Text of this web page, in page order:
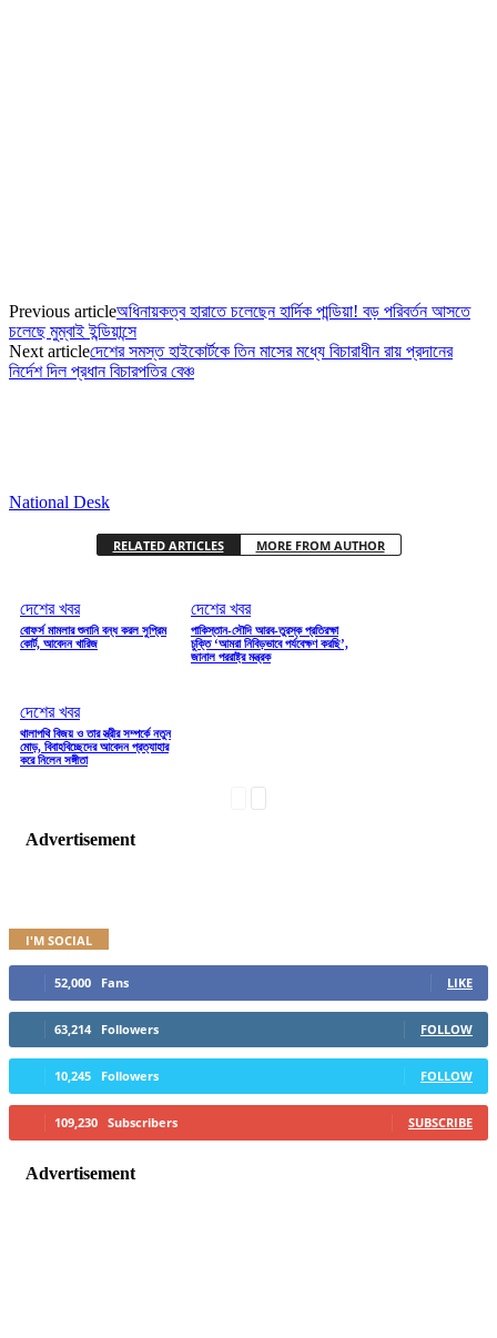
Previous articleঅধিনায়কত্ব হারাতে চলেছেন হার্দিক পান্ডিয়া! বড় পরিবর্তন আসতে
চলেছে মুম্বাই ইন্ডিয়ান্সে
Next articleদেশের সমস্ত হাইকোর্টকে তিন মাসের মধ্যে বিচারাধীন রায় প্রদানের
নির্দেশ দিল প্রধান বিচারপতির বেঞ্চ
National Desk
RELATED ARTICLES MORE FROM AUTHOR
দেশের খবর
বোফর্স মামলার শুনানি বন্ধ করল সুপ্রিম
কোর্ট, আবেদন খারিজ
দেশের খবর
পাকিস্তান-সৌদি আরব-তুরস্ক প্রতিরক্ষা
চুক্তি ‘আমরা নিবিড়ভাবে পর্যবেক্ষণ করছি’,
জানাল পররাষ্ট্র মন্ত্রক
দেশের খবর
থালাপথি বিজয় ও তার স্ত্রীর সম্পর্কে নতুন
মোড়, বিবাহবিচ্ছেদের আবেদন প্রত্যাহার
করে নিলেন সঙ্গীতা
Advertisement
I'M SOCIAL
52,000 Fans LIKE
63,214 Followers FOLLOW
10,245 Followers FOLLOW
109,230 Subscribers SUBSCRIBE
Advertisement